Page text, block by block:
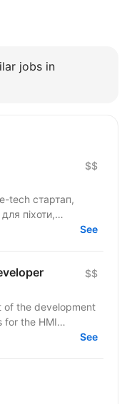
jobs in
$$
tech стартап,
піхоти,
умов. Наші
See
$$
of the development
for the HMI
reach your...
See